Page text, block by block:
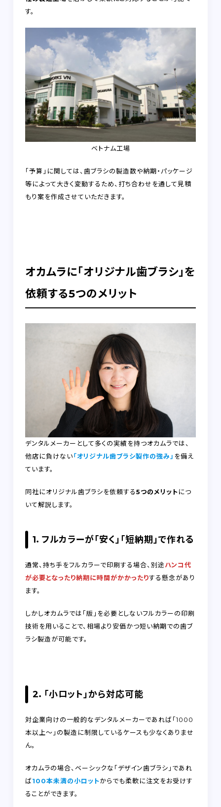
す。
ベトナム工場
「予算」に関しては、歯ブラシの製造数や納期・パッケージ
等によって大きく変動するため、打ち合わせを通して見積
もり案を作成させていただきます。
オカムラに「オリジナル歯ブラシ」を
依頼する5つのメリット
デンタルメーカーとして多くの実績を持つオカムラでは、
他店に負けない「オリジナル歯ブラシ製作の強み」 を備え
ています。
同社にオリジナル歯ブラシを依頼する5つのメリットにつ
いて解説します。
1．フルカラーが「安く」「短納期」で作れる
通常、持ち手をフルカラーで印刷する場合、別途ハンコ代
が必要となったり納期に時間がかかったりする懸念があり
ます。
しかしオカムラでは「版」を必要としないフルカラーの印刷
技術を用いることで、相場より安価かつ短い納期での歯ブ
ラシ製造が可能です。
2．「小ロット」から対応可能
対企業向けの一般的なデンタルメーカーであれば「1000
本以上～」の製造に制限しているケースも少なくありませ
ん。
オカムラの場合、ベーシックな「デザイン歯ブラシ」であれ
ば100本未満の小ロットからでも柔軟に注文をお受けす
ることができます。